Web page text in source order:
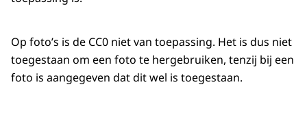
Op foto’s is de CC0 niet van toepassing. Het is dus niet
toegestaan om een foto te hergebruiken, tenzij bij een
foto is aangegeven dat dit wel is toegestaan.